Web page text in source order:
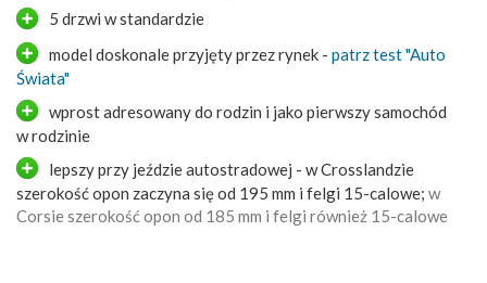
5 drzwi w standardzie
model doskonale przyjęty przez rynek - patrz test "Auto
Świata"
wprost adresowany do rodzin i jako pierwszy samochód
w rodzinie
lepszy przy jeździe autostradowej - w Crosslandzie
szerokość opon zaczyna się od 195 mm i felgi 15-calowe; w
Corsie szerokość opon od 185 mm i felgi również 15-calowe